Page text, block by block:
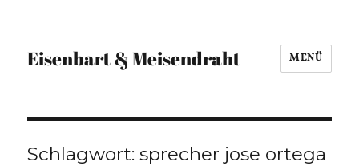
Eisenbart & Meisendraht MENÜ
Schlagwort:sprecher jose ortega